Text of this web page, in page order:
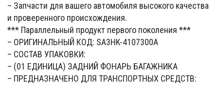
– Запчасти для вашего автомобиля высокого качества
и проверенного происхождения.
*** Параллельный продукт первого поколения ***
– ОРИГИНАЛЬНЫЙ КОД: SA3HK-4107300A
– СОСТАВ УПАКОВКИ:
– (01 ЕДИНИЦА) ЗАДНИЙ ФОНАРЬ БАГАЖНИКА
– ПРЕДНАЗНАЧЕНО ДЛЯ ТРАНСПОРТНЫХ СРЕДСТВ: